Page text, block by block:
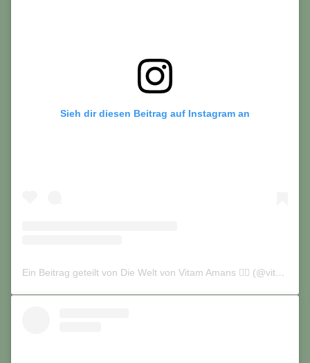
Sieh dir diesen Beitrag auf Instagram an
Ein Beitrag geteilt von Die Welt von Vitam Amans 🏳️‍🌈 (@vitamamans_on_tour)